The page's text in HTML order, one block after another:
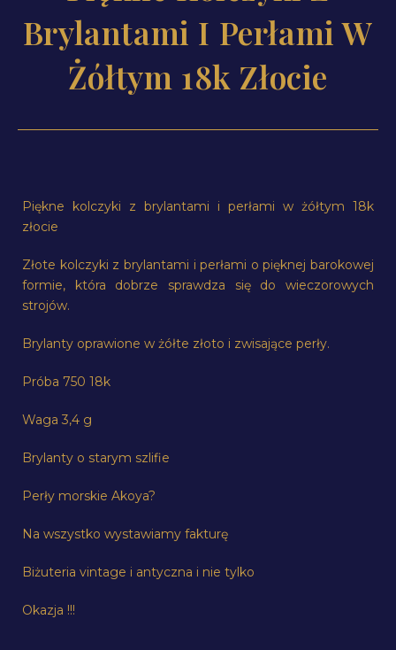
Brylantami I Perłami W
Żółtym 18k Złocie
Piękne kolczyki z brylantami i perłami w żółtym 18k
złocie
Złote kolczyki z brylantami i perłami o pięknej barokowej
formie, która dobrze sprawdza się do wieczorowych
strojów.
Brylanty oprawione w żółte złoto i zwisające perły.
Próba 750 18k
Waga 3,4 g
Brylanty o starym szlifie
Perły morskie Akoya?
Na wszystko wystawiamy fakturę
Biżuteria vintage i antyczna i nie tylko
Okazja !!!